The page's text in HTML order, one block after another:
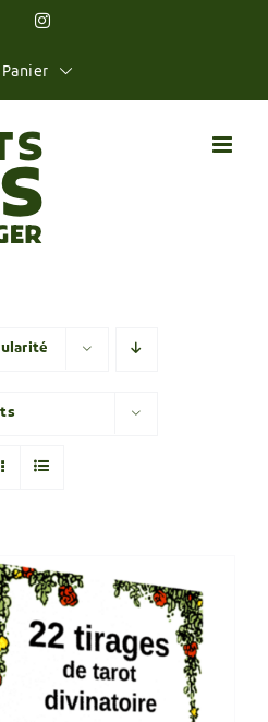
FacebookInstagram
Panier